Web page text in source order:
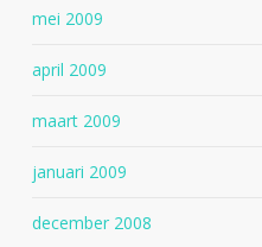
mei 2009
april 2009
maart 2009
januari 2009
december 2008